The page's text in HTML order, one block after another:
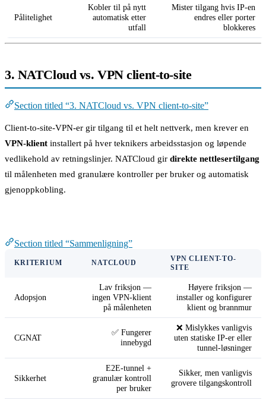
Pålitelighet
Kobler til på nytt
automatisk etter
utfall
Mister tilgang hvis IP-en
endres eller porter
blokkeres
3. NATCloud vs. VPN client-to-site
Section titled “3. NATCloud vs. VPN client-to-site”
Client-to-site-VPN-er gir tilgang til et helt nettverk, men krever en
VPN-klient installert på hver teknikers arbeidsstasjon og løpende
vedlikehold av retningslinjer. NATCloud gir direkte nettlesertilgang
til målenheten med granulære kontroller per bruker og automatisk
gjenoppkobling.
Section titled “Sammenligning”
KRITERIUM NATCLOUD
VPN CLIENT-TO-
SITE
Adopsjon
Lav friksjon —
ingen VPN-klient
på målenheten
Høyere friksjon —
installer og konfigurer
klient og brannmur
CGNAT
✅ Fungerer
innebygd
❌ Mislykkes vanligvis
uten statiske IP-er eller
tunnel-løsninger
Sikkerhet
E2E-tunnel +
granulær kontroll
per bruker
Sikker, men vanligvis
grovere tilgangskontroll